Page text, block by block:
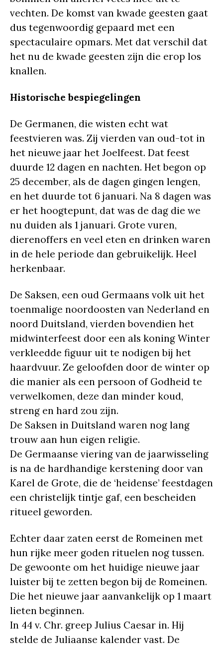
vechten. De komst van kwade geesten gaat
dus tegenwoordig gepaard met een
spectaculaire opmars. Met dat verschil dat
het nu de kwade geesten zijn die erop los
knallen.
Historische bespiegelingen
De Germanen, die wisten echt wat
feestvieren was. Zij vierden van oud-tot in
het nieuwe jaar het Joelfeest. Dat feest
duurde 12 dagen en nachten. Het begon op
25 december, als de dagen gingen lengen,
en het duurde tot 6 januari. Na 8 dagen was
er het hoogtepunt, dat was de dag die we
nu duiden als 1 januari. Grote vuren,
dierenoffers en veel eten en drinken waren
in de hele periode dan gebruikelijk. Heel
herkenbaar.
De Saksen, een oud Germaans volk uit het
toenmalige noordoosten van Nederland en
noord Duitsland, vierden bovendien het
midwinterfeest door een als koning Winter
verkleedde figuur uit te nodigen bij het
haardvuur. Ze geloofden door de winter op
die manier als een persoon of Godheid te
verwelkomen, deze dan minder koud,
streng en hard zou zijn.
De Saksen in Duitsland waren nog lang
trouw aan hun eigen religie.
De Germaanse viering van de jaarwisseling
is na de hardhandige kerstening door van
Karel de Grote, die de ‘heidense’ feestdagen
een christelijk tintje gaf, een bescheiden
ritueel geworden.
Echter daar zaten eerst de Romeinen met
hun rijke meer goden rituelen nog tussen.
De gewoonte om het huidige nieuwe jaar
luister bij te zetten begon bij de Romeinen.
Die het nieuwe jaar aanvankelijk op 1 maart
lieten beginnen.
In 44 v. Chr. greep Julius Caesar in. Hij
stelde de Juliaanse kalender vast. De